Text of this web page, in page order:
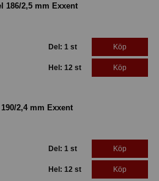
186/2,5 mm Exxent
Del: 1 st Köp
Hel: 12 st Köp
2,4 mm Exxent
Del: 1 st Köp
Hel: 12 st Köp